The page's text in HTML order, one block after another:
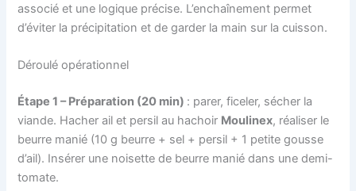
associé et une logique précise. L’enchaînement permet
d’éviter la précipitation et de garder la main sur la cuisson.
Déroulé opérationnel
Étape 1 – Préparation (20 min) : parer, ficeler, sécher la
viande. Hacher ail et persil au hachoir Moulinex, réaliser le
beurre manié (10 g beurre + sel + persil + 1 petite gousse
d’ail). Insérer une noisette de beurre manié dans une demi-
tomate.